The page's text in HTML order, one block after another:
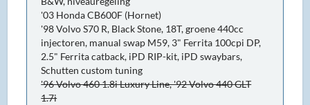
'03 Honda CB600F (Hornet)
'98 Volvo S70 R, Black Stone, 18T, groene 440cc
injectoren, manual swap M59, 3" Ferrita 100cpi DP,
2.5" Ferrita catback, iPD RIP-kit, iPD swaybars,
Schutten custom tuning
'96 Volvo 460 1.8i Luxury Line, '92 Volvo 440 GLT
1.7i